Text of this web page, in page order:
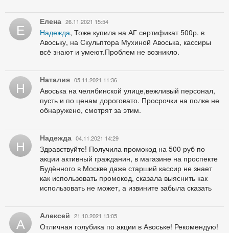
Е Елена 26.11.2021 15:54
Надежда, Тоже купила на АГ сертификат 500р. в
Авоську, на Скульптора Мухиной Авоська, кассиры
всё знают и умеют.Проблем не возникло.
Н Наталия 05.11.2021 11:36
Авоська на челябинской улице,вежливый персонал,
пусть и по ценам дороговато. Просрочки на полке не
обнаружено, смотрят за этим.
Н Надежда 04.11.2021 14:29
Здравствуйте! Получила промокод на 500 руб по
акции активный гражданин, в магазине на проспекте
Будённого в Москве даже старший кассир не знает
как использовать промокод, сказала выяснить как
использовать не может, а извините забыла сказать
А Алексей 21.10.2021 13:05
Отличная голубика по акции в Авоське! Рекомендую!